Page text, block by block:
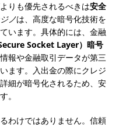
りも優先されるべきは安全
ノは、高度な暗号化技術を
います。具体的には、金融
Socket Layer）暗号
報や金融取引データが第三
ます。入出金の際にクレジ
細が暗号化されるため、安
。
わけではありません。信頼